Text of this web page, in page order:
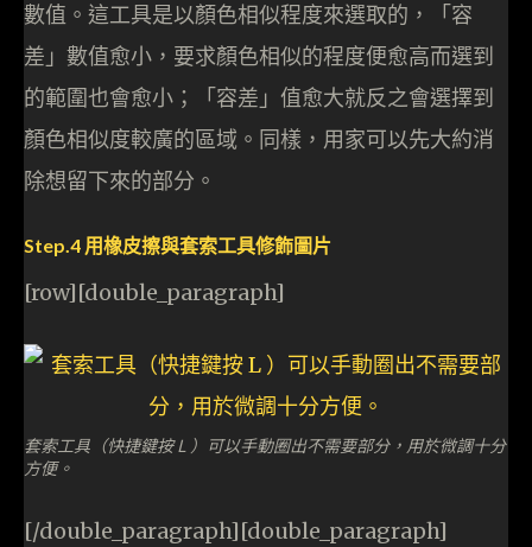
數值。這工具是以顏色相似程度來選取的，「容
差」數值愈小，要求顏色相似的程度便愈高而選到
的範圍也會愈小；「容差」值愈大就反之會選擇到
顏色相似度較廣的區域。同樣，用家可以先大約消
除想留下來的部分。
Step.4 用橡皮擦與套索工具修飾圖片
[row][double_paragraph]
套索工具（快捷鍵按 L ）可以手動圈出不需要部分，用於微調十分
方便。
[/double_paragraph][double_paragraph]